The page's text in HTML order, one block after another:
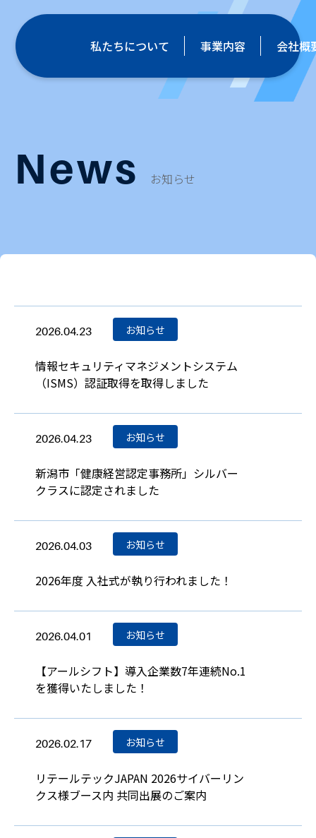
私たちについて 事業内容 会社概
News お知らせ
2026.04.23 お知らせ
情報セキュリティマネジメントシステム
（ISMS）認証取得を取得しました
2026.04.23 お知らせ
新潟市「健康経営認定事務所」シルバー
クラスに認定されました
2026.04.03 お知らせ
2026年度 入社式が執り行われました！
2026.04.01 お知らせ
【アールシフト】導入企業数7年連続No.1
を獲得いたしました！
2026.02.17 お知らせ
リテールテックJAPAN 2026サイバーリン
クス様ブース内 共同出展のご案内